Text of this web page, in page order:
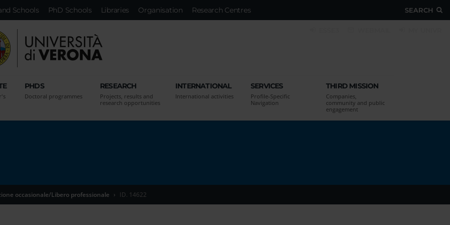
SEARCH
Schools PhD Schools Libraries Organisation Research Centres
PHDS
Doctoral programmes
RESEARCH
Projects, results and
research opportunities
INTERNATIONAL
International activities
SERVICES
Profile-Specific
Navigation
THIRD MISSION
Companies,
community and public
engagement
occasionale/Libero professionale ID. 14622